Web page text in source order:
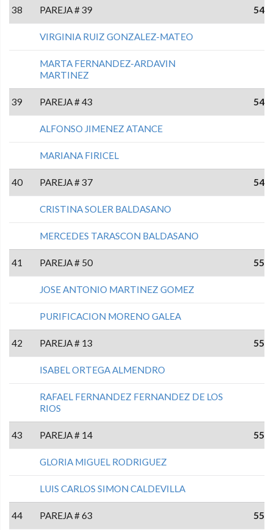
38 PAREJA # 39 54
VIRGINIA RUIZ GONZALEZ-MATEO
MARTA FERNANDEZ-ARDAVIN
MARTINEZ
39 PAREJA # 43 54
ALFONSO JIMENEZ ATANCE
MARIANA FIRICEL
40 PAREJA # 37 54
CRISTINA SOLER BALDASANO
MERCEDES TARASCON BALDASANO
41 PAREJA # 50 55
JOSE ANTONIO MARTINEZ GOMEZ
PURIFICACION MORENO GALEA
42 PAREJA # 13 55
ISABEL ORTEGA ALMENDRO
RAFAEL FERNANDEZ FERNANDEZ DE LOS
RIOS
43 PAREJA # 14 55
GLORIA MIGUEL RODRIGUEZ
LUIS CARLOS SIMON CALDEVILLA
44 PAREJA # 63 55